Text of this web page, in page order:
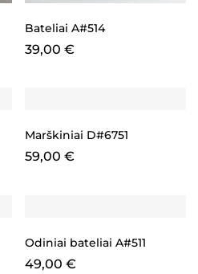
Bateliai A#514
39,00 €
Marškiniai D#6751
59,00 €
Odiniai bateliai A#511
49,00 €